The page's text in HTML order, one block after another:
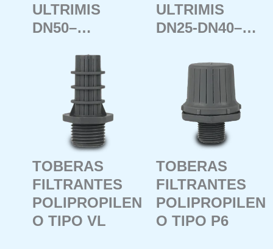
ULTRIMIS
DN50–
ULTRASONIDO
ULTRIMIS
DN25-DN40–
ULTRASONIDO
TOBERAS
FILTRANTES
POLIPROPILEN
O TIPO VL
TOBERAS
FILTRANTES
POLIPROPILEN
O TIPO P6